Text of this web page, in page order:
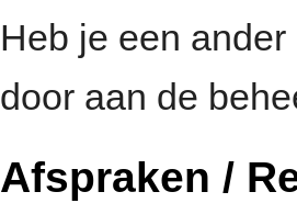
Heb je een
door aan de
Afspraken /